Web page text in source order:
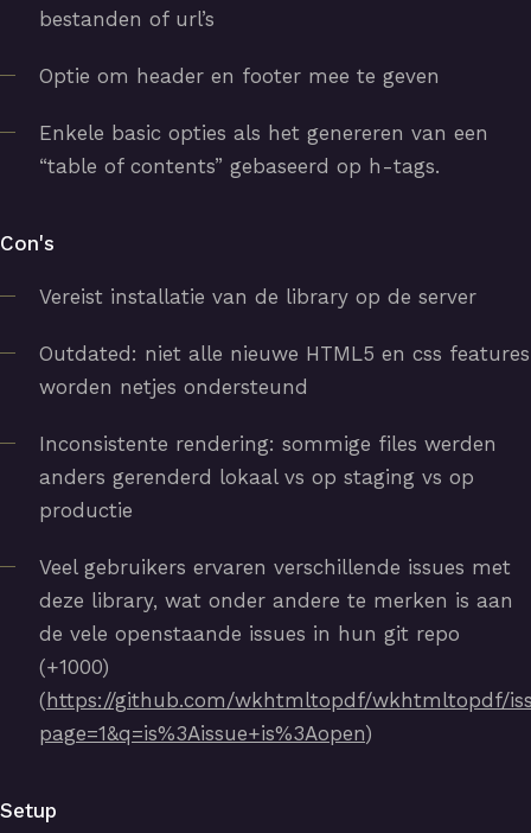
bestanden of url’s
Optie om header en footer mee te geven
Enkele basic opties als het genereren van een
“table of contents” gebaseerd op h-tags.
Con's
Vereist installatie van de library op de server
Outdated: niet alle nieuwe HTML5 en css features
worden netjes ondersteund
Inconsistente rendering: sommige files werden
anders gerenderd lokaal vs op staging vs op
productie
Veel gebruikers ervaren verschillende issues met
deze library, wat onder andere te merken is aan
de vele openstaande issues in hun git repo
(+1000)
( https://github.com/wkhtmltopdf/wkhtmltopdf/
page=1&q=is%3Aissue+is%3Aopen)
Setup